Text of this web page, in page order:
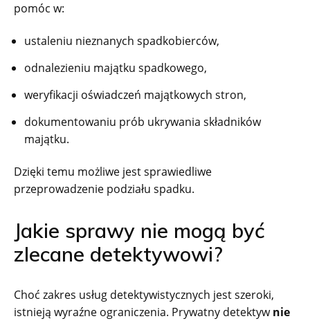
pomóc w:
ustaleniu nieznanych spadkobierców,
odnalezieniu majątku spadkowego,
weryfikacji oświadczeń majątkowych stron,
dokumentowaniu prób ukrywania składników
majątku.
Dzięki temu możliwe jest sprawiedliwe
przeprowadzenie podziału spadku.
Jakie sprawy nie mogą być
zlecane detektywowi?
Choć zakres usług detektywistycznych jest szeroki,
istnieją wyraźne ograniczenia. Prywatny detektywnie